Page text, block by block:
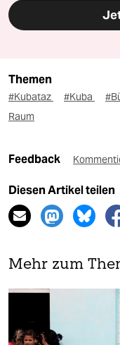
Themen
#Kubataz #Kuba
Raum
Feedback
Diesen Artikel teilen
Mehr zum